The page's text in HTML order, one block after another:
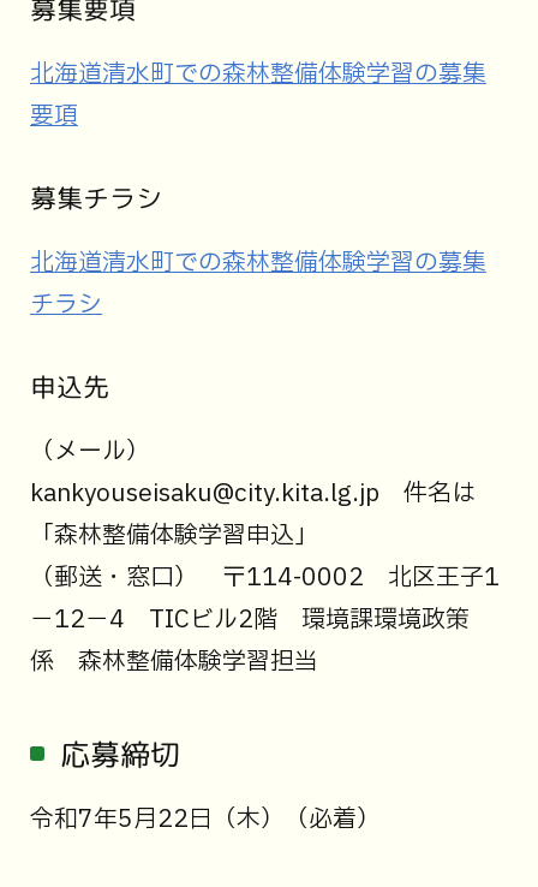
募集要項
北海道清水町での森林整備体験学習の募集
要項
募集チラシ
北海道清水町での森林整備体験学習の募集
チラシ
申込先
（メール）
kankyouseisaku@city.kita.lg.jp 件名は
「森林整備体験学習申込」
（郵送・窓口） 〒114-0002 北区王子1
－12－4 TICビル2階 環境課環境政策
係 森林整備体験学習担当
応募締切
令和7年5月22日（木）（必着）